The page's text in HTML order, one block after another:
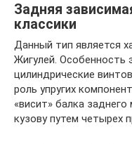
Задняя
классики
Данный тип является
Жигулей. Особенность
цилиндрические
роль упругих
«висит» балка
кузову путем четырех